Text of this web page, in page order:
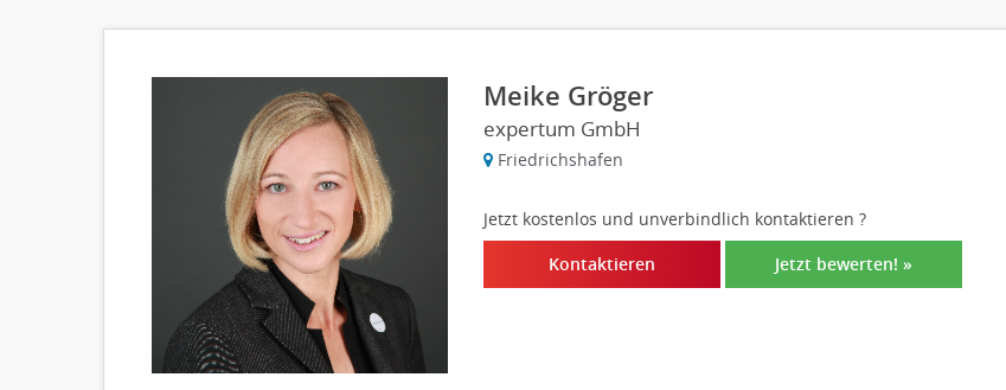
Meike Gröger
expertum GmbH
Friedrichshafen
Jetzt kostenlos und unverbindlich kontaktieren ?
Kontaktieren
Jetzt bewerten! »